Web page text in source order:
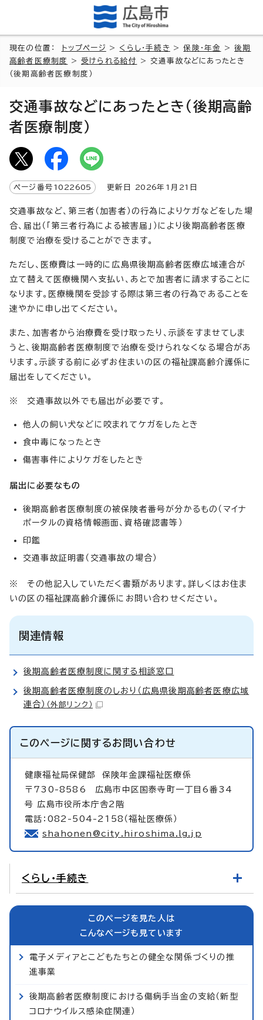
現在の位置： トップページ > くらし・手続き >保険・年金 >後期
高齢者医療制度
> 受けられる給付
> 交通事故などにあったとき
（後期高齢者医療制度）
交通事故などにあったとき（後期高齢
者医療制度）
ページ番号 1022605 更新日 2026年1月 21 日
交通事故など、第三者（加害者）の行為によりケガなどをした場
合、届出（「第三者行為による被害届」）により後期高齢者医療
制度で治療を受けることができます。
ただし、医療費は一時的に広島県後期高齢者医療広域連合が
立て替えて医療機関へ支払い、あとで加害者に請求することに
なります。医療機関を受診する際は第三者の行為であることを
速やかに申し出てください。
また、加害者から治療費を受け取ったり、示談をすませてしま
うと、後期高齢者医療制度で治療を受けられなくなる場合があ
ります。示談する前に必ずお住まいの区の福祉課高齢介護係に
届出をしてください。
※ 交通事故以外でも届出が必要です。
他人の飼い犬などに咬まれてケガをしたとき
食中毒になったとき
傷害事件によりケガをしたとき
届出に必要なもの
後期高齢者医療制度の被保険者番号が分かるもの（マイナ
ポータルの資格情報画面、資格確認書等）
印鑑
交通事故証明書（交通事故の場合）
※ その他記入していただく書類があります。詳しくはお住ま
いの区の福祉課高齢介護係にお問い合わせください。
関連情報
後期高齢者医療制度に関する相談窓口
後期高齢者医療制度のしおり（広島県後期高齢者医療広域
連合） （外部リンク）
このページに関するお問い合わせ
健康福祉局保健部 保険年金課福祉医療係
〒730-8586 広島市中区国泰寺町一丁目6番34
号 広島市役所本庁舎2階
電話：082-504-2158（福祉医療係）
shahonen@city.hiroshima.lg.jp
くらし・手続き
このページを見た人は
こんなページも見ています
電子メディアとこどもたちとの健全な関係づくりの推
進事業
後期高齢者医療制度における傷病手当金の支給（新型
コロナウイルス感染症関連）